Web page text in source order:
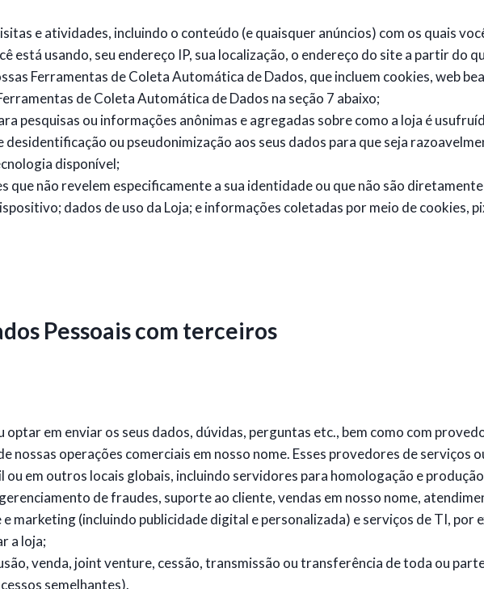
e atividades, incluindo o conteúdo (e quaisquer anúncios) com os quais
usando, seu endereço IP, sua localização, o endereço do site a partir do
Ferramentas de Coleta Automática de Dados, que incluem cookies, web
de Coleta Automática de Dados na seção 7 abaixo;
pesquisas ou informações anônimas e agregadas sobre como a loja é
ou pseudonimização aos seus dados para que seja
disponível;
não revelem especificamente a sua identidade ou que não são
dados de uso da Loja; e informações coletadas por meio de cookies,
Pessoais com terceiros
em enviar os seus dados, dúvidas, perguntas etc., bem como com
operações comerciais em nosso nome. Esses provedores de serviços
em outros locais globais, incluindo servidores para homologação e
de fraudes, suporte ao cliente, vendas em nosso nome,
marketing (incluindo publicidade digital e personalizada) e serviços de TI, por
a loja;
venda, joint venture, cessão, transmissão ou transferência de toda ou
semelhantes).